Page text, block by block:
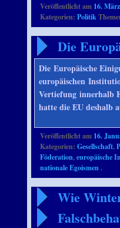
Veröffentlicht am 16.
Kategorien:Politik
Die
Die Europäische
europäischen
Vertiefung innerhalb
hatte die EU deshalb
Veröffentlicht am 16.
Kategorien:Gesellschaft,
Föderation,europäische
nationale Egoismen.
Wie